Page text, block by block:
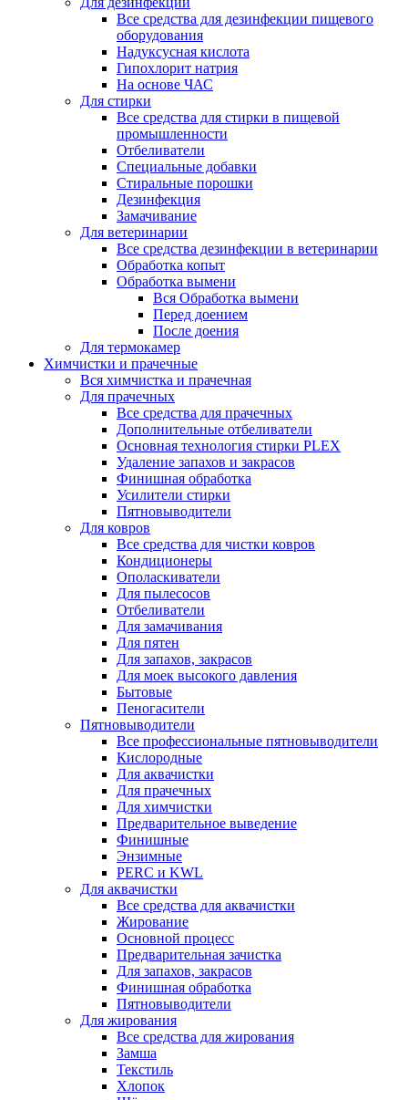
Все средства для дезинфекции пищевого
оборудования
Надуксусная кислота
Гипохлорит натрия
На основе ЧАС
Для стирки
Все средства для стирки в пищевой
промышленности
Отбеливатели
Специальные добавки
Стиральные порошки
Дезинфекция
Замачивание
Для ветеринарии
Все средства дезинфекции в ветеринарии
Обработка копыт
Обработка вымени
Вся Обработка вымени
Перед доением
После доения
Для термокамер
Химчистки и прачечные
Вся химчистка и прачечная
Для прачечных
Все средства для прачечных
Дополнительные отбеливатели
Основная технология стирки PLEX
Удаление запахов и закрасов
Финишная обработка
Усилители стирки
Пятновыводители
Для ковров
Все средства для чистки ковров
Кондиционеры
Ополаскиватели
Для пылесосов
Отбеливатели
Для замачивания
Для пятен
Для запахов, закрасов
Для моек высокого давления
Бытовые
Пеногасители
Пятновыводители
Все профессиональные пятновыводители
Кислородные
Для аквачистки
Для прачечных
Для химчистки
Предварительное выведение
Финишные
Энзимные
PERC и KWL
Для аквачистки
Все средства для аквачистки
Жирование
Основной процесс
Предварительная зачистка
Для запахов, закрасов
Финишная обработка
Пятновыводители
Для жирования
Все средства для жирования
Замша
Текстиль
Хлопок